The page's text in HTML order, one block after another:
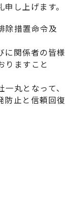
し上げます。
除措置命令及
に関係者の皆様
りますこと
丸となって、
防止と信頼回復